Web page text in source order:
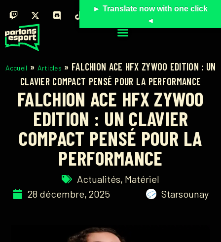
Accueil » Articles » FALCHION ACE HFX ZYWOO EDITION : UN
CLAVIER COMPACT PENSÉ POUR LA PERFORMANCE
FALCHION ACE HFX ZYWOO
EDITION : UN CLAVIER
COMPACT PENSÉ POUR LA
PERFORMANCE
Actualités, Matériel
28 décembre, 2025
Starsounay
► Translate now with one click
◄